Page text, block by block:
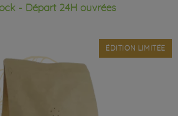
- Départ 24H ouvrées
ÉDITION LIMITÉE